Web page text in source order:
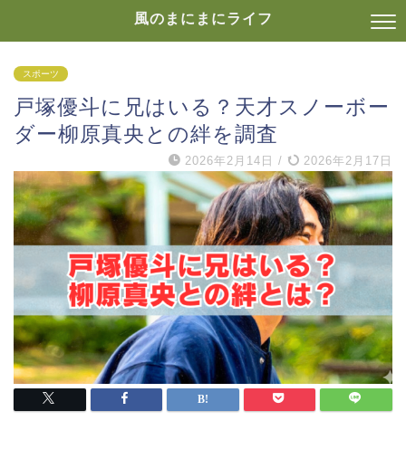
風のまにまにライフ
スポーツ
戸塚優斗に兄はいる？天才スノーボー
ダー柳原真央との絆を調査
2026年2月14日 / 2026年2月17日